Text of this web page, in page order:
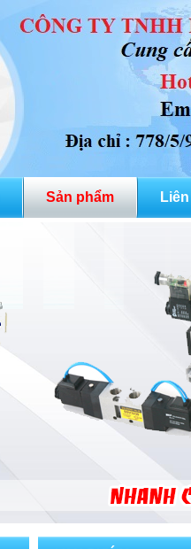
Sản phẩm